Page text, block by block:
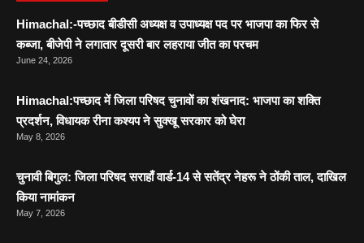
Himachal:-पच्छाद बीडीसी अध्यक्ष व उपाध्यक्ष पद पर भाजपा का फिर से
कब्जा, बीजेपी ने लगातार दूसरी बार लहराया जीत का परचम
June 24, 2026
Himachal:पच्छाद में जिला परिषद चुनावों का शंखनाद: भाजपा का शक्ति
प्रदर्शन, विधायक रीना कश्यप ने सुक्खू सरकार को घेरा
May 8, 2026
चुनावी बिगुल: जिला परिषद सराहाँ वार्ड-14 से सतेंद्र नेहरू ने ठोंकी ताल, दाखिल
किया नामांकन
May 7, 2026